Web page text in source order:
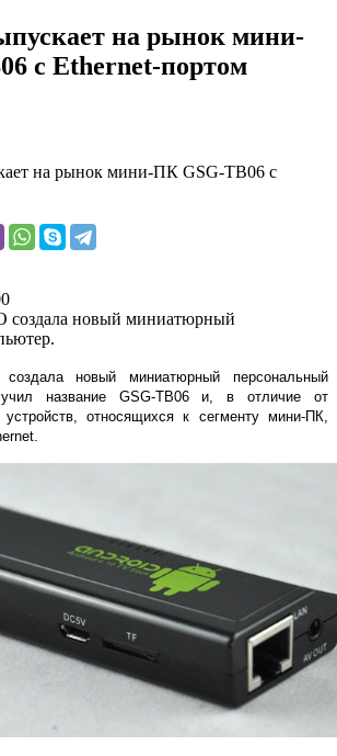
на рынок мини-
с Ethernet-портом
на рынок мини-ПК GSG-TB06 с
создала новый миниатюрный
создала новый миниатюрный персональный
название GSG-TB06 и, в отличие от
относящихся к сегменту мини-ПК,